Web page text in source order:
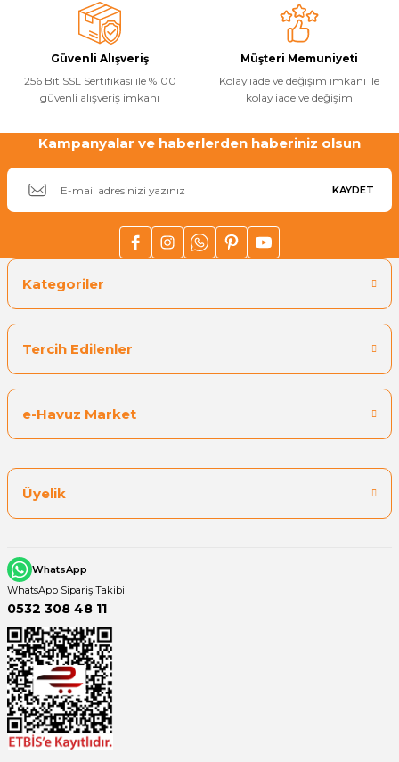
Güvenli Alışveriş
256 Bit SSL Sertifikası ile %100
güvenli alışveriş imkanı
Müşteri Memuniyeti
Kolay iade ve değişim imkanı ile
kolay iade ve değişim
Kampanyalar ve haberlerden haberiniz olsun
KAYDET
Kategoriler
Tercih Edilenler
e-Havuz Market
Üyelik
WhatsApp
WhatsApp Sipariş Takibi
0532 308 48 11